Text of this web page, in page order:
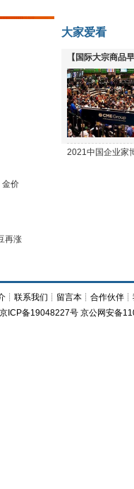
金价
再涨
大家爱看
【国际大宗商品
下跌
2021中国企业家
┊联系我们 ┊ 留言本 ┊合作伙伴 ┊
京ICP备19048227号 京公网安备